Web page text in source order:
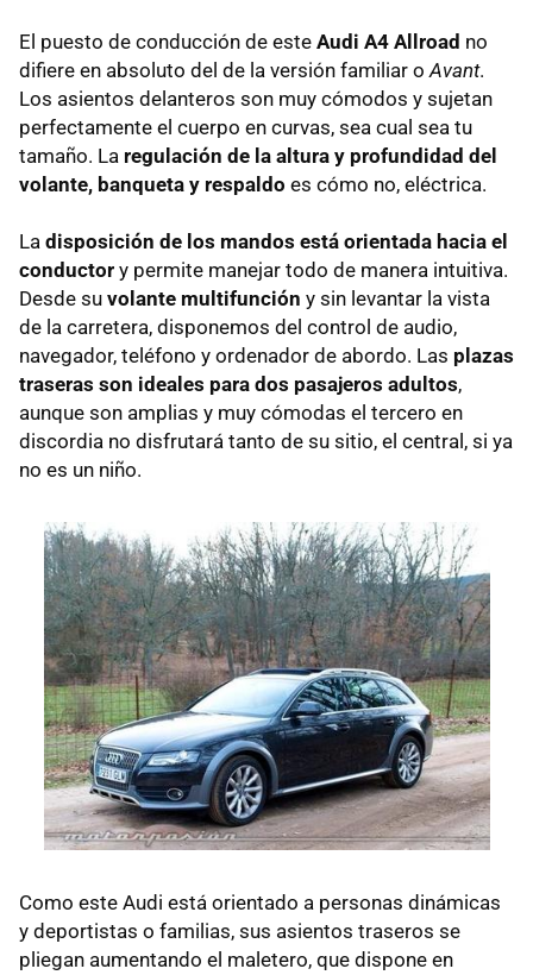
El puesto de conducción de este Audi A4 Allroad no
difiere en absoluto del de la versión familiar oAvant.
Los asientos delanteros son muy cómodos y sujetan
perfectamente el cuerpo en curvas, sea cual sea tu
tamaño. La regulación de la altura y profundidad del
volante, banqueta y respaldo es cómo no, eléctrica.
La disposición de los mandos está orientada hacia el
conductor y permite manejar todo de manera intuitiva.
Desde su volante multifunción y sin levantar la vista
de la carretera, disponemos del control de audio,
navegador, teléfono y ordenador de abordo. Las plazas
traseras son ideales para dos pasajeros adultos,
aunque son amplias y muy cómodas el tercero en
discordia no disfrutará tanto de su sitio, el central, si ya
no es un niño.
Como este Audi está orientado a personas dinámicas
y deportistas o familias, sus asientos traseros se
pliegan aumentando el maletero, que dispone en